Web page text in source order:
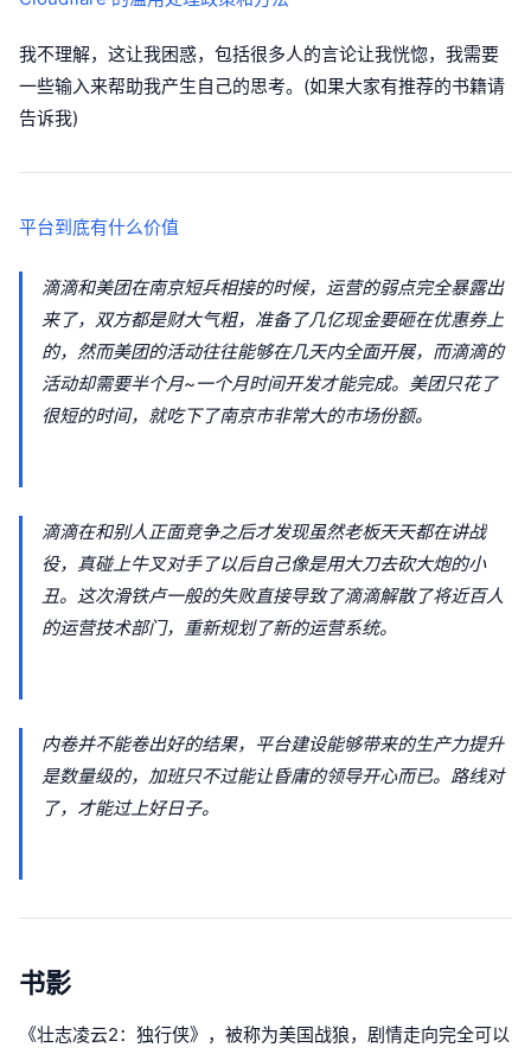
我不理解，这让我困惑，包括很多人的言论让我恍惚，我需要
一些输入来帮助我产生自己的思考。(如果大家有推荐的书籍请
告诉我)
平台到底有什么价值
滴滴和美团在南京短兵相接的时候，运营的弱点完全暴露出
来了，双方都是财大气粗，准备了几亿现金要砸在优惠券上
的，然而美团的活动往往能够在几天内全面开展，而滴滴的
活动却需要半个月~一个月时间开发才能完成。美团只花了
很短的时间，就吃下了南京市非常大的市场份额。
滴滴在和别人正面竞争之后才发现虽然老板天天都在讲战
役，真碰上牛叉对手了以后自己像是用大刀去砍大炮的小
丑。这次滑铁卢一般的失败直接导致了滴滴解散了将近百人
的运营技术部门，重新规划了新的运营系统。
内卷并不能卷出好的结果，平台建设能够带来的生产力提升
是数量级的，加班只不过能让昏庸的领导开心而已。路线对
了，才能过上好日子。
书影
《壮志凌云2：独行侠》，被称为美国战狼，剧情走向完全可以